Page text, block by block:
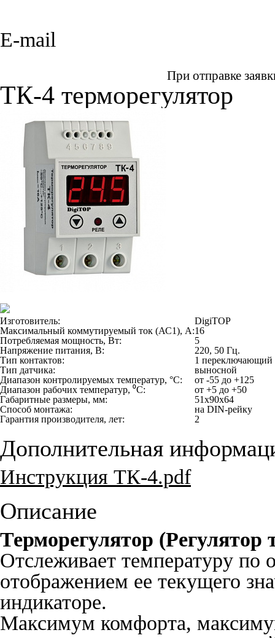
E-mail
При отправке
ТК-4 терморегулятор
Изготовитель:
DigiTOP
Максимальный коммутируемый ток (АС1), А:16
Потребляемая мощность, Вт:
5
Напряжение питания, В:
220, 50 Гц.
Тип контактов:
1 переключающий
Тип датчика:
выносной
Диапазон контролируемых температур, °С:
от -55 до +125
Диапазон рабочих температур, ⁰С:
от +5 до +50
Габаритные размеры, мм:
51х90х64
Способ монтажа:
на DIN-рейку
Гарантия производителя, лет:
2
Дополнительная
Инструкция ТК-4.pdf
Описание
Терморегулятор
Отслеживает температуру по
отображением ее текущего
индикаторе.
Максимум комфорта,